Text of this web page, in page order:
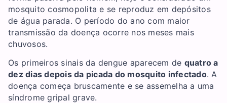
mosquito cosmopolita e se reproduz em depósitos
de água parada. O período do ano com maior
transmissão da doença ocorre nos meses mais
chuvosos.
Os primeiros sinais da dengue aparecem de quatro a
dez dias depois da picada do mosquito infectado. A
doença começa bruscamente e se assemelha a uma
síndrome gripal grave.